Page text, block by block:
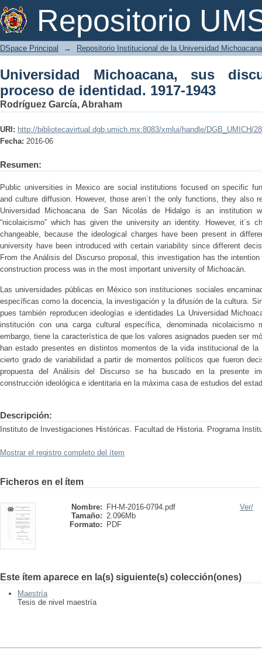
Repositorio
Universidad Michoacana, sus
1943
DSpace Principal → Repositorio Institucional de la Universidad
Universidad Michoacana, sus
proceso de identidad. 1917-1943
Rodríguez García, Abraham
URI: http://bibliotecavirtual.dgb.umich.mx:8083/xmlui/handle/DGB_UMICH/
Fecha: 2016-06
Resumen:
Public universities in Mexico are social institutions focused on specific
and culture diffusion. However, those aren´t the only functions, they also
Universidad Michoacana de San Nicolás de Hidalgo is an institution
“nicolaicismo” which has given the university an identity. However, it´s
changeable, because the ideological charges have been present in
university have been introduced with certain variability since different
From the Análisis del Discurso proposal, this investigation has the
construction process was in the most important university of Michoacán.
Las universidades públicas en México son instituciones sociales
específicas como la docencia, la investigación y la difusión de la cultura.
pues también reproducen ideologías e identidades La Universidad
institución con una carga cultural específica, denominada
embargo, tiene la característica de que los valores asignados pueden ser
han estado presentes en distintos momentos de la vida institucional de
cierto grado de variabilidad a partir de momentos políticos que fueron
propuesta del Análisis del Discurso se ha buscado en la presente
construcción ideológica e identitaria en la máxima casa de estudios del
Descripción:
Instituto de Investigaciones Históricas. Facultad de Historia. Programa
Mostrar el registro completo del ítem
Ficheros en el ítem
Nombre:
FH-M-2016-0794.pdf
Tamaño: 2.096Mb
Formato:
PDF
Ver/
Este ítem aparece en la(s) siguiente(s) colección(ones)
Maestría
Tesis de nivel maestría